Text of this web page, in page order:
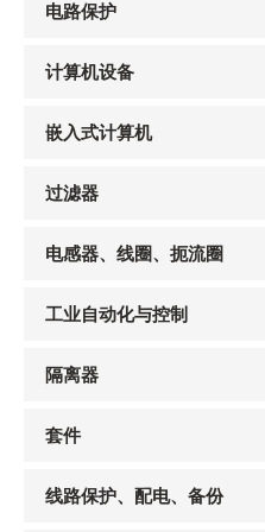
电路保护
计算机设备
嵌入式计算机
过滤器
电感器、线圈、扼流圈
工业自动化与控制
隔离器
套件
线路保护、配电、备份